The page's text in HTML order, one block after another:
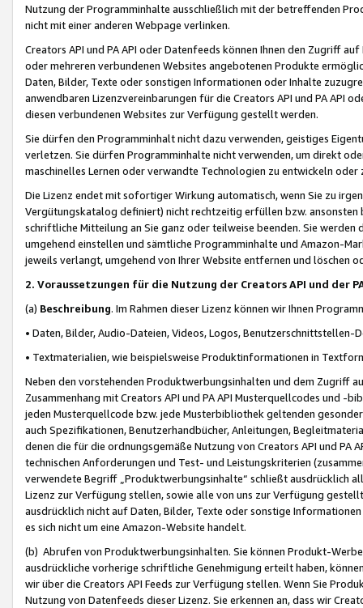
Nutzung der Programminhalte ausschließlich mit der betreffenden
nicht mit einer anderen Webpage verlinken.
Creators API und PA API oder Datenfeeds können Ihnen den Zugriff
oder mehreren verbundenen Websites angebotenen Produkte
Daten, Bilder, Texte oder sonstigen Informationen oder Inhalte
anwendbaren Lizenzvereinbarungen für die Creators API und PA API
diesen verbundenen Websites zur Verfügung gestellt werden.
Sie dürfen den Programminhalt nicht dazu verwenden, geistiges
verletzen. Sie dürfen Programminhalte nicht verwenden, um direkt
maschinelles Lernen oder verwandte Technologien zu entwickeln
Die Lizenz endet mit sofortiger Wirkung automatisch, wenn Sie zu
Vergütungskatalog definiert) nicht rechtzeitig erfüllen bzw. ansonsten
schriftliche Mitteilung an Sie ganz oder teilweise beenden. Sie werden
umgehend einstellen und sämtliche Programminhalte und Amazon-
jeweils verlangt, umgehend von Ihrer Website entfernen und löschen
2. Voraussetzungen für die Nutzung der Creators API und der
(a) Beschreibung. Im Rahmen dieser Lizenz können wir Ihnen
• Daten, Bilder, Audio-Dateien, Videos, Logos, Benutzerschnittstellen-
• Textmaterialien, wie beispielsweise Produktinformationen in
Neben den vorstehenden Produktwerbungsinhalten und dem Zugriff
Zusammenhang mit Creators API und PA API Musterquellcodes und
jeden Musterquellcode bzw. jede Musterbibliothek geltenden
auch Spezifikationen, Benutzerhandbücher, Anleitungen,
denen die für die ordnungsgemäße Nutzung von Creators API und PA
technischen Anforderungen und Test- und Leistungskriterien
verwendete Begriff „Produktwerbungsinhalte“ schließt ausdrücklich
Lizenz zur Verfügung stellen, sowie alle von uns zur Verfügung
ausdrücklich nicht auf Daten, Bilder, Texte oder sonstige
es sich nicht um eine Amazon-Website handelt.
(b) Abrufen von Produktwerbungsinhalten. Sie können Produkt-
ausdrückliche vorherige schriftliche Genehmigung erteilt haben,
wir über die Creators API Feeds zur Verfügung stellen. Wenn Sie
Nutzung von Datenfeeds dieser Lizenz. Sie erkennen an, dass wir